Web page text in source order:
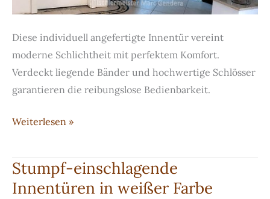
Diese individuell angefertigte Innentür vereint
moderne Schlichtheit mit perfektem Komfort.
Verdeckt liegende Bänder und hochwertige Schlösser
garantieren die reibungslose Bedienbarkeit.
Stumpf-
Innentüren
Weiterlesen »
Stumpf-einschlagende
Innentüren in weißer Farbe